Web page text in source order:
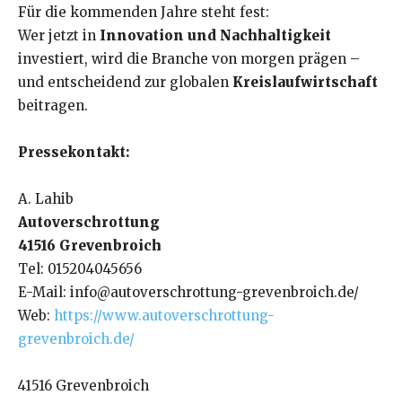
Für die kommenden Jahre steht fest:
Wer jetzt in Innovation und Nachhaltigkeit
investiert, wird die Branche von morgen prägen –
und entscheidend zur globalen Kreislaufwirtschaft
beitragen.
Pressekontakt:
A. Lahib
Autoverschrottung
41516 Grevenbroich
Tel: 015204045656
E-Mail: info@autoverschrottung-grevenbroich.de/
Web: https://www.autoverschrottung-
grevenbroich.de/
41516 Grevenbroich